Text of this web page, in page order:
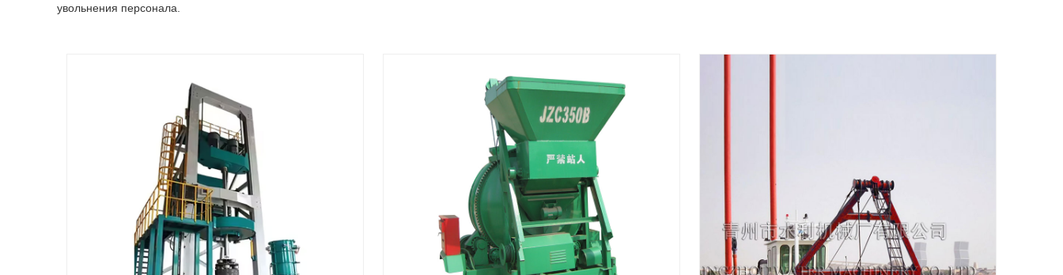
увольнения персонала.